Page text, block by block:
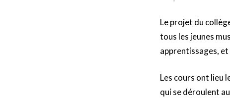
Le projet du
tous les jeunes
apprentissages,
Les cours ont lieu
qui se déroulent